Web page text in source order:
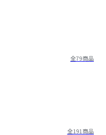
全79商品
全191商品